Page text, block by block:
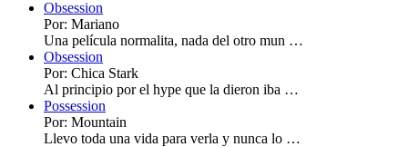
Obsession
Por: Mariano
Una película normalita, nada del otro mun …
Obsession
Por: Chica Stark
Al principio por el hype que la dieron iba …
Possession
Por: Mountain
Llevo toda una vida para verla y nunca lo …